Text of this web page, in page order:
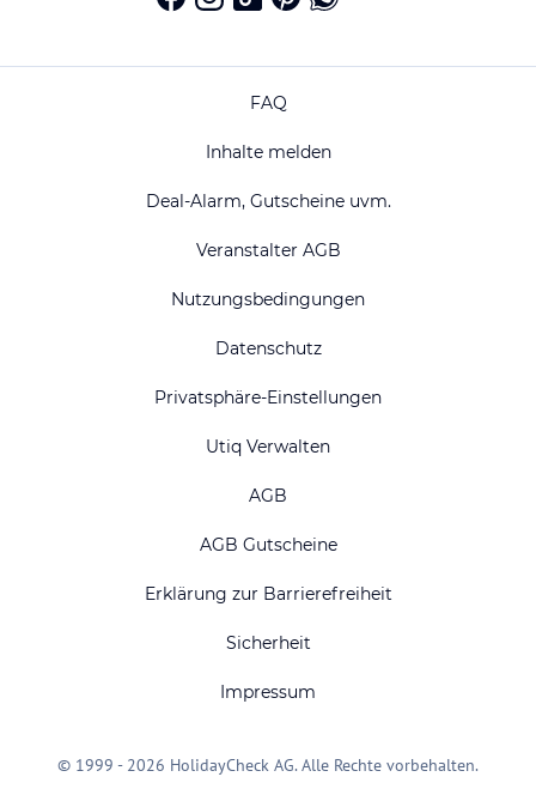
FAQ
Inhalte melden
Deal-Alarm, Gutscheine uvm.
Veranstalter AGB
Nutzungsbedingungen
Datenschutz
Privatsphäre-Einstellungen
Utiq Verwalten
AGB
AGB Gutscheine
Erklärung zur Barrierefreiheit
Sicherheit
Impressum
© 1999 - 2026 HolidayCheck AG. Alle Rechte vorbehalten.